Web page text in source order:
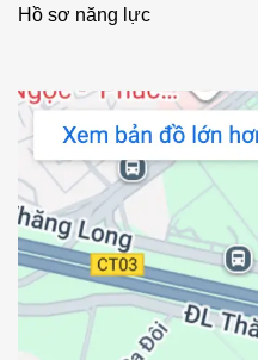
Hồ sơ năng lực